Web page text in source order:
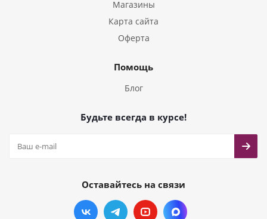
Магазины
Карта сайта
Оферта
Помощь
Блог
Будьте всегда в курсе!
Оставайтесь на связи